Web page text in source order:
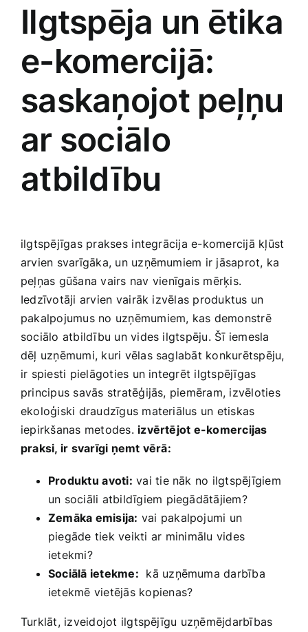
Ilgtspēja un ētika‍
e-komercijā:
saskaņojot peļņu
ar sociālo
atbildību
ilgtspējīgas ‍prakses ⁣integrācija e-komercijā kļūst
arvien svarīgāka, un uzņēmumiem ‌ir jāsaprot,‌ ka
peļņas gūšana vairs nav ⁢vienīgais mērķis.
Iedzīvotāji arvien⁢ vairāk izvēlas produktus un
pakalpojumus no uzņēmumiem, kas demonstrē
sociālo atbildību un vides ilgtspēju. Šī iemesla
dēļ uzņēmumi, kuri vēlas saglabāt konkurētspēju,
ir spiesti pielāgoties un integrēt ilgtspējīgas
principus savās stratēģijās, ‍piemēram, izvēloties
ekoloģiski draudzīgus materiālus un etiskas
iepirkšanas metodes.‍ izvērtējot e-komercijas
praksi, ir svarīgi ņemt vērā:
Produktu ⁢avoti: vai tie nāk no ilgtspējīgiem
un sociāli ‍atbildīgiem piegādātājiem?
Zemāka emisija: vai‍ pakalpojumi un
piegāde tiek veikti ⁤ar minimālu vides
ietekmi?
Sociālā ietekme: ‍ kā uzņēmuma darbība
ietekmē vietējās‌ kopienas?
Turklāt, izveidojot ilgtspējīgu uzņēmējdarbības